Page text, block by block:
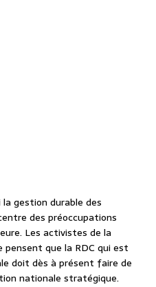
gestion durable des
des préoccupations
Les activistes de la
que la RDC qui est
doit dès à présent faire de
nationale stratégique.